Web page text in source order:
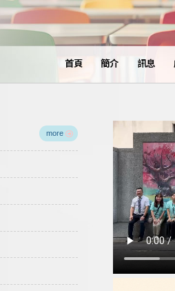
首頁 簡介 訊息
more